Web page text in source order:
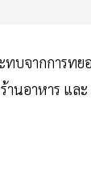
ทบจากการทย
านอาหาร และ